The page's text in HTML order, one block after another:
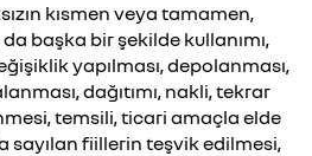
kısmen veya tamamen,
başka bir şekilde kullanımı,
yapılması, depolanması,
dağıtımı, nakli, tekrar
temsili, ticari amaçla elde
sayılan fiillerin teşvik edilmesi,